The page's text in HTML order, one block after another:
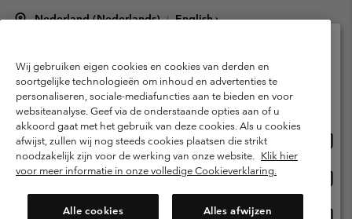
Nederland (Nederlands) | English ›
Gebruiksvoorwaarden
Verkoopvoorwaarden
Garantie
Privacybeleid
Gebruiksvoorwaarden voor lidmaatschap
Voorwaarden voor door gebruikers gegenereerde inhoud
Impressum
Cookies
Public CBCR
Wij gebruiken eigen cookies en cookies van derden en
soortgelijke technologieën om inhoud en advertenties te
personaliseren, sociale-mediafuncties aan te bieden en voor
websiteanalyse. Geef via de onderstaande opties aan of u
akkoord gaat met het gebruik van deze cookies. Als u cookies
afwijst, zullen wij nog steeds cookies plaatsen die strikt
noodzakelijk zijn voor de werking van onze website. Klik hier
voor meer informatie in onze volledige Cookieverklaring.
Alle cookies
Alles afwijzen
Selecteer je verzendlocatie en taal
Online shoppen beschikbaar
United States
Netherlands-English
Netherlands-Dutch